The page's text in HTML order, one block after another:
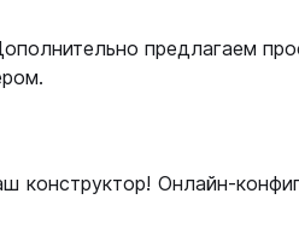
предлагаем
конструктор! Онлайн-